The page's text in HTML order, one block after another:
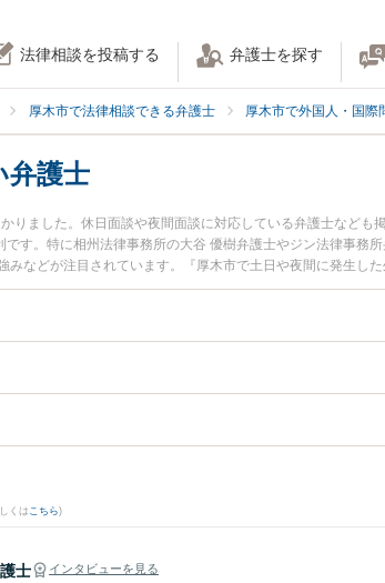
法律相談を投稿する 弁護士を探す
厚木市で法律相談できる弁護士 厚木市で外国人・国際
弁護士
りました。休日面談や夜間面談に対応している弁護士なども
す。特に相州法律事務所の大谷 優樹弁護士やジン法律事務
みなどが注目されています。『厚木市で土日や夜間に発生し
士を検索したい』『初回相談無料で外国人労働者を法律相
くは こちら)
士 インタビューを見る